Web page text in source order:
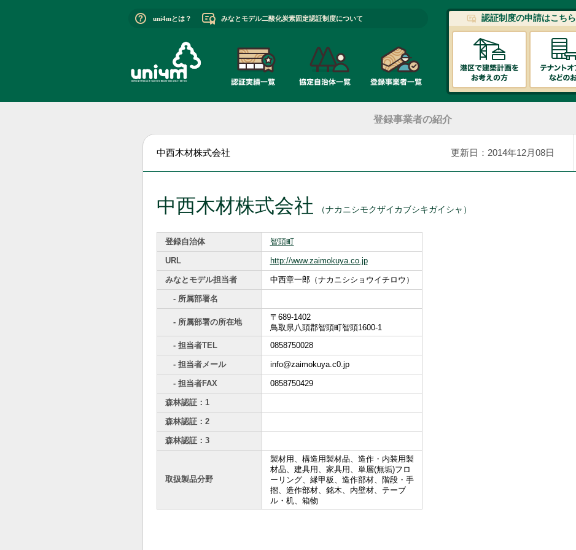
uni4mとは？ みなとモデル二酸化炭素固定認証制度について 認証制度の申請はこちら
登録事業者の紹介
中西木材株式会社 更新日：2014年12月08日
中西木材株式会社 （ナカニシモクザイカブシキガイシャ）
登録自治体 智頭町
URL http://www.zaimokuya.co.jp
みなとモデル担当者 中西章一郎（ナカニシショウイチロウ）
- 所属部署名
- 所属部署の所在地
〒689-1402
鳥取県八頭郡智頭町智頭1600-1
- 担当者TEL
0858750028
- 担当者メール info@zaimokuya.c0.jp
- 担当者FAX 0858750429
森林認証：1
森林認証：2
森林認証：3
取扱製品分野
製材用、構造用製材品、造作・内装用製
材品、建具用、家具用、単層(無垢)フロ
ーリング、縁甲板、造作部材、階段・手
摺、造作部材、銘木、内壁材、テーブ
ル・机、箱物